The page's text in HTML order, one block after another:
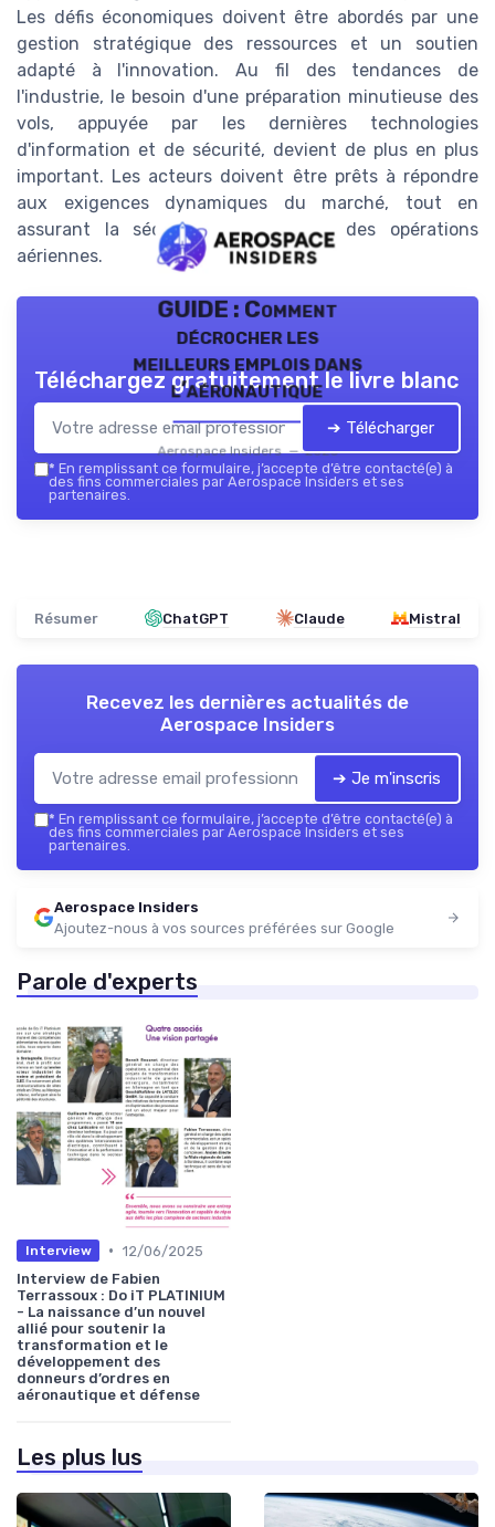
Les défis économiques doivent être abordés par une
gestion stratégique des ressources et un soutien
adapté à l'innovation. Au fil des tendances de
l'industrie, le besoin d'une préparation minutieuse des
vols, appuyée par les dernières technologies
d'information et de sécurité, devient de plus en plus
important. Les acteurs doivent être prêts à répondre
aux exigences dynamiques du marché, tout en
assurant la sécurité et l'efficacité des opérations
aériennes.
GUIDE : Comment
décrocher les
meilleurs emplois dans
l’aéronautique
Aerospace Insiders — 2026
Téléchargez gratuitement le livre blanc
➔ Télécharger
* En remplissant ce formulaire, j’accepte d’être contacté(e) à
des fins commerciales par Aerospace Insiders et ses
partenaires.
Résumer ChatGPT Claude Mistral
Recevez les dernières actualités de
Aerospace Insiders
➔ Je m'inscris
* En remplissant ce formulaire, j’accepte d’être contacté(e) à
des fins commerciales par Aerospace Insiders et ses
partenaires.
Aerospace Insiders
Ajoutez-nous à vos sources préférées sur Google
Parole d'experts
Interview • 12/06/2025
Interview de Fabien
Terrassoux : Do iT PLATINIUM
- La naissance d’un nouvel
allié pour soutenir la
transformation et le
développement des
donneurs d’ordres en
aéronautique et défense
Les plus lus